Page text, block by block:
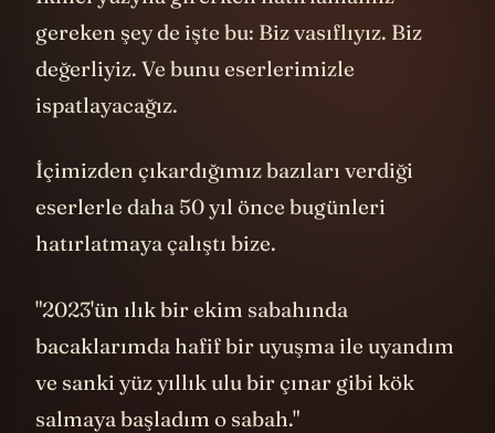
gereken şey de işte bu: Biz vasıflıyız. Biz
değerliyiz. Ve bunu eserlerimizle
ispatlayacağız.
İçimizden çıkardığımız bazıları verdiği
eserlerle daha 50 yıl önce bugünleri
hatırlatmaya çalıştı bize.
"2023'ün ılık bir ekim sabahında
bacaklarımda hafif bir uyuşma ile uyandım
ve sanki yüz yıllık ulu bir çınar gibi kök
salmaya başladım o sabah."